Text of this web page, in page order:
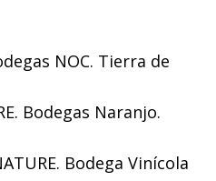
NOC. Tierra de
Bodegas Naranjo.
Bodega Vinícola